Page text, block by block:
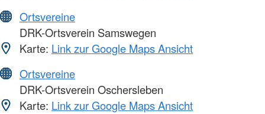
Ortsvereine
DRK-Ortsverein Samswegen
Karte: Link zur Google Maps Ansicht
Ortsvereine
DRK-Ortsverein Oschersleben
Karte: Link zur Google Maps Ansicht